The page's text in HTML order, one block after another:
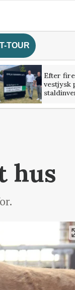
TOUR
Efter
vestjysk
hus